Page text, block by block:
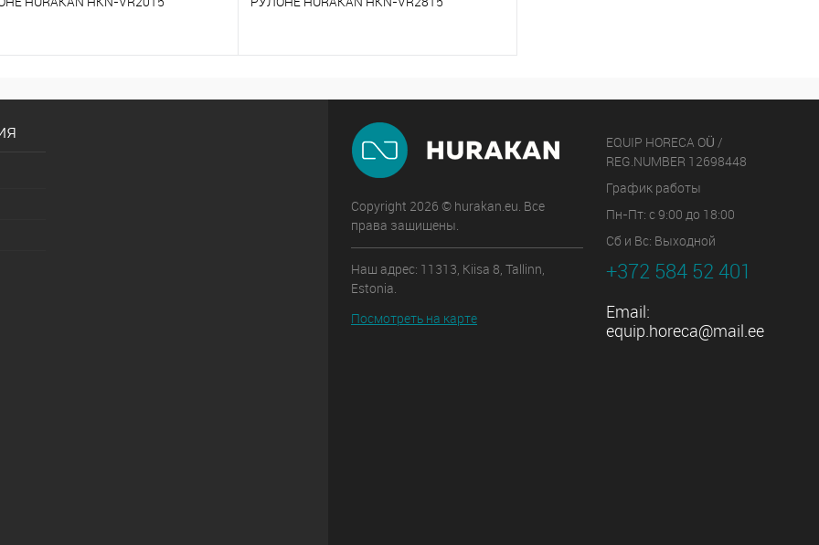
Под заказ
В избранное
Под заказ
Copyright 2026 © hurakan.eu. Все
права защищены.
Наш адрес: 11313, Kiisa 8, Tallinn,
Estonia.
Посмотреть на карте
EQUIP HORECA OÜ /
REG.NUMBER 12698448
График работы
Пн-Пт: с 9:00 до 18:00
Сб и Вс: Выходной
+372 584 52 401
Email:
equip.horeca@mail.ee